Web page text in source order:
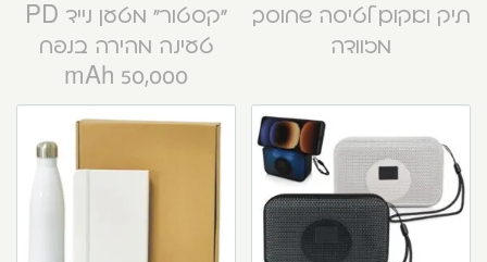
תיק ואקום לטיסה שחוסך
מזוודה
“קסטור” מטען נייד PD
טעינה מהירה בנפח
50,000 mAh